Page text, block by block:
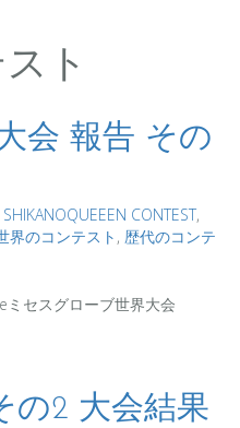
ト
会 報告 その
SHIKANOQUEEEN CONTEST,
界のコンテスト , 歴代のコンテ
セスグローブ世界大会
の2 大会結果